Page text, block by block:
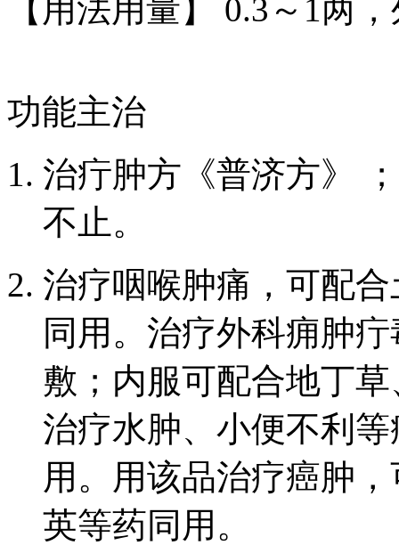
【用法用量】 0.3～1两
功能主治
治疔肿方《普济方》
不止。
治疗咽喉肿痛，可配
同用。治疗外科痈肿
敷；内服可配合地丁
治疗水肿、小便不利
用。用该品治疗癌肿
英等药同用。